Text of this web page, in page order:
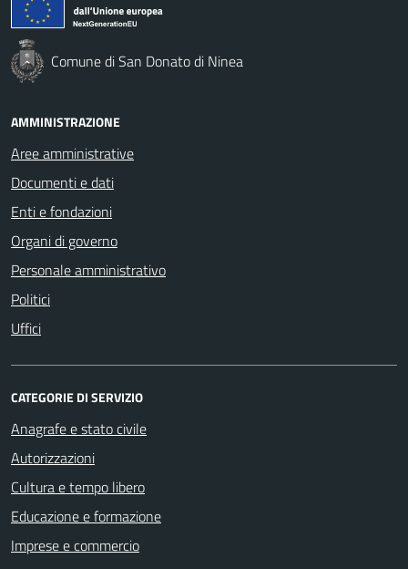
Comune di San Donato di Ninea
AMMINISTRAZIONE
Aree amministrative
Documenti e dati
Enti e fondazioni
Organi di governo
Personale amministrativo
Politici
Uffici
CATEGORIE DI SERVIZIO
Anagrafe e stato civile
Autorizzazioni
Cultura e tempo libero
Educazione e formazione
Imprese e commercio